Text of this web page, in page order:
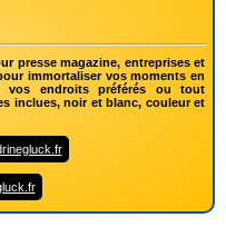
presse magazine, entreprises et
immortaliser vos moments en
vos endroits préférés ou tout
inclues, noir et blanc, couleur et